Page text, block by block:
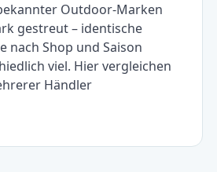
Outdoor-Marken
gestreut – identische
nach Shop und Saison
viel. Hier vergleichen
Händler